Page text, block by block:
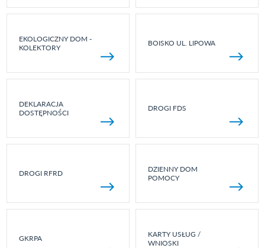
EKOLOGICZNY DOM -
KOLEKTORY
BOISKO UL. LIPOWA
DEKLARACJA
DOSTĘPNOŚCI
DROGI FDS
DROGI RFRD
DZIENNY DOM
POMOCY
GKRPA
KARTY USŁUG /
WNIOSKI